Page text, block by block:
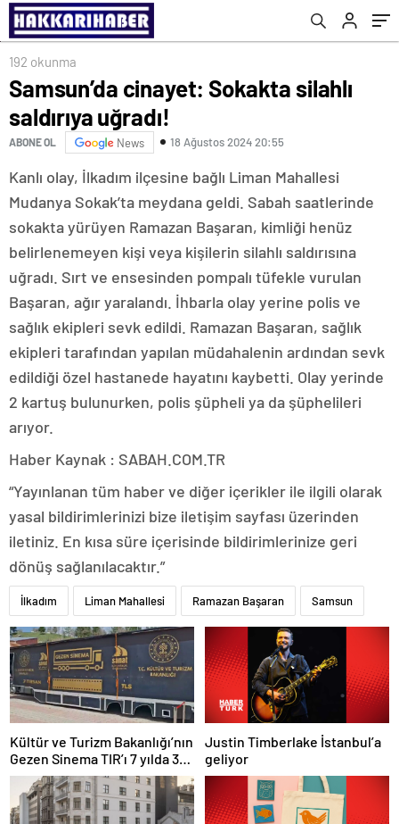
192 okunma
Samsun’da cinayet: Sokakta silahlı
saldırıya uğradı!
ABONE OL News 18 Ağustos 2024 20:55
Kanlı olay, İlkadım ilçesine bağlı Liman Mahallesi
Mudanya Sokak’ta meydana geldi. Sabah saatlerinde
sokakta yürüyen Ramazan Başaran, kimliği henüz
belirlenemeyen kişi veya kişilerin silahlı saldırısına
uğradı. Sırt ve ensesinden pompalı tüfekle vurulan
Başaran, ağır yaralandı. İhbarla olay yerine polis ve
sağlık ekipleri sevk edildi. Ramazan Başaran, sağlık
ekipleri tarafından yapılan müdahalenin ardından sevk
edildiği özel hastanede hayatını kaybetti. Olay yerinde
2 kartuş bulunurken, polis şüpheli ya da şüphelileri
arıyor.
Haber Kaynak : SABAH.COM.TR
“Yayınlanan tüm haber ve diğer içerikler ile ilgili olarak
yasal bildirimlerinizi bize iletişim sayfası üzerinden
iletiniz. En kısa süre içerisinde bildirimlerinize geri
dönüş sağlanılacaktır.”
İlkadım Liman Mahallesi Ramazan Başaran Samsun
Kültür ve Turizm Bakanlığı’nın
Gezen Sinema TIR’ı 7 yılda 358
ilçeye ulaştı
Justin Timberlake İstanbul’a
geliyor